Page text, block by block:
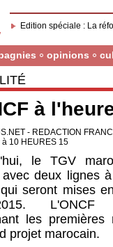
Edition spéciale : La
opinions
à
- REDACTION
10 HEURES 15
le TGV
avec deux lignes
seront mises
L'ONCF
les premières
projet marocain.